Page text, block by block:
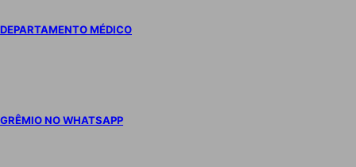
DEPARTAMENTO MÉDICO
GRÊMIO NO WHATSAPP